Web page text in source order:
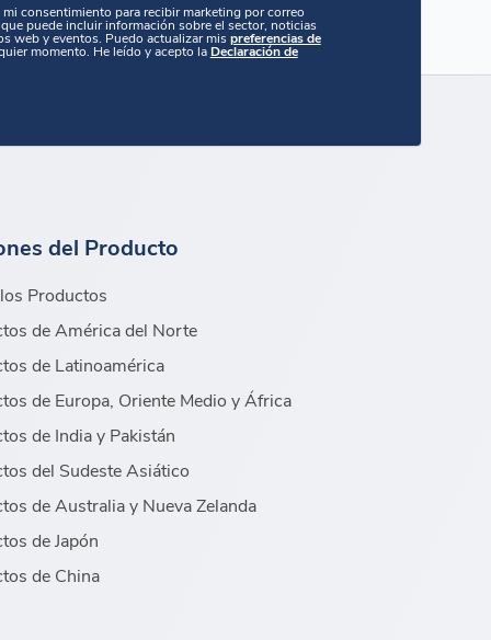
consentimiento para recibir marketing por correo
puede incluir información sobre el sector, noticias
web y eventos. Puedo actualizar mispreferencias de
momento. He leído y acepto la Declaración de
del Producto
Productos
de América del Norte
de Latinoamérica
de Europa, Oriente Medio y África
de India y Pakistán
del Sudeste Asiático
de Australia y Nueva Zelanda
de Japón
de China